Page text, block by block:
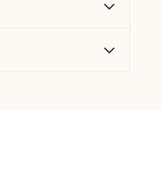
które